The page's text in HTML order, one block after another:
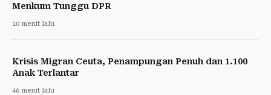
Menkum Tunggu DPR
10 menit lalu
Krisis Migran Ceuta, Penampungan Penuh dan 1.100
Anak Terlantar
46 menit lalu